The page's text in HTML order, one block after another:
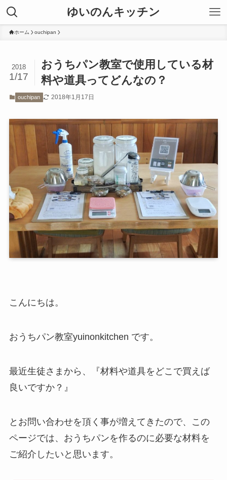
ゆいのんキッチン
ホーム ouchipan
おうちパン教室で使用している材
料や道具ってどんなの？
2018
1/17
ouchipan 2018年1月17日
こんにちは。
おうちパン教室yuinonkitchen です。
最近生徒さまから、『材料や道具をどこで買えば
良いですか？』
とお問い合わせを頂く事が増えてきたので、この
ページでは、おうちパンを作るのに必要な材料を
ご紹介したいと思います。